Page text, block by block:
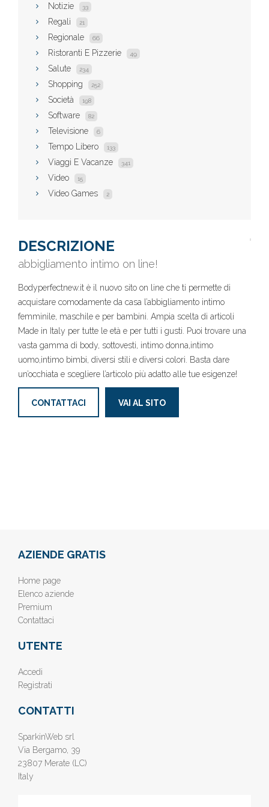
Notizie 33
Regali 21
Regionale 66
Ristoranti E Pizzerie 49
Salute 234
Shopping 252
Società 198
Software 82
Televisione 6
Tempo Libero 133
Viaggi E Vacanze 341
Video 15
Video Games 2
DESCRIZIONE
abbigliamento intimo on line!
Bodyperfectnew.it è il nuovo sito on line che ti permette di
acquistare comodamente da casa l’abbigliamento intimo
femminile, maschile e per bambini. Ampia scelta di articoli
Made in Italy per tutte le età e per tutti i gusti. Puoi trovare una
vasta gamma di body, sottovesti, intimo donna,intimo
uomo,intimo bimbi, diversi stili e diversi colori. Basta dare
un’occhiata e scegliere l’articolo più adatto alle tue esigenze!
CONTATTACI VAI AL SITO
AZIENDE GRATIS
Home page
Elenco aziende
Premium
Contattaci
UTENTE
Accedi
Registrati
CONTATTI
SparkinWeb srl
Via Bergamo, 39
23807 Merate (LC)
Italy